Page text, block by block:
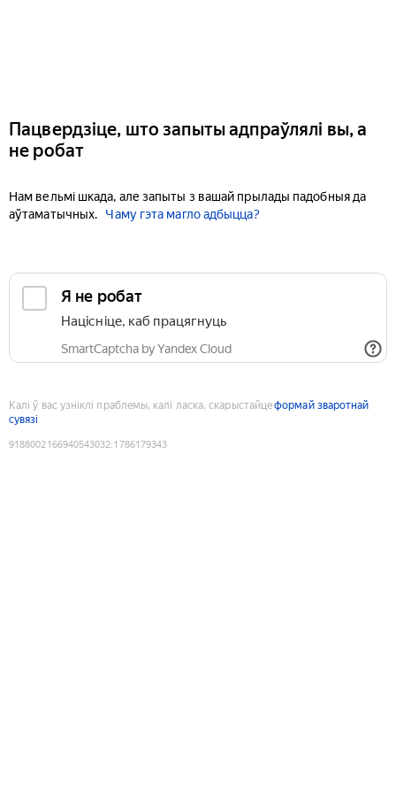
Пацвердзіце, што запыты адпраўлялі вы, а
не робат
Нам вельмі шкада, але запыты з вашай прылады падобныя да
аўтаматычных.
Чаму гэта магло адбыцца?
Я не робат
Націсніце, каб працягнуць
SmartCaptcha by Yandex Cloud
Калі ў вас узніклі праблемы, калі ласка, скарыстайцеформай зваротнай
сувязі
9188002166940543032:1786179343